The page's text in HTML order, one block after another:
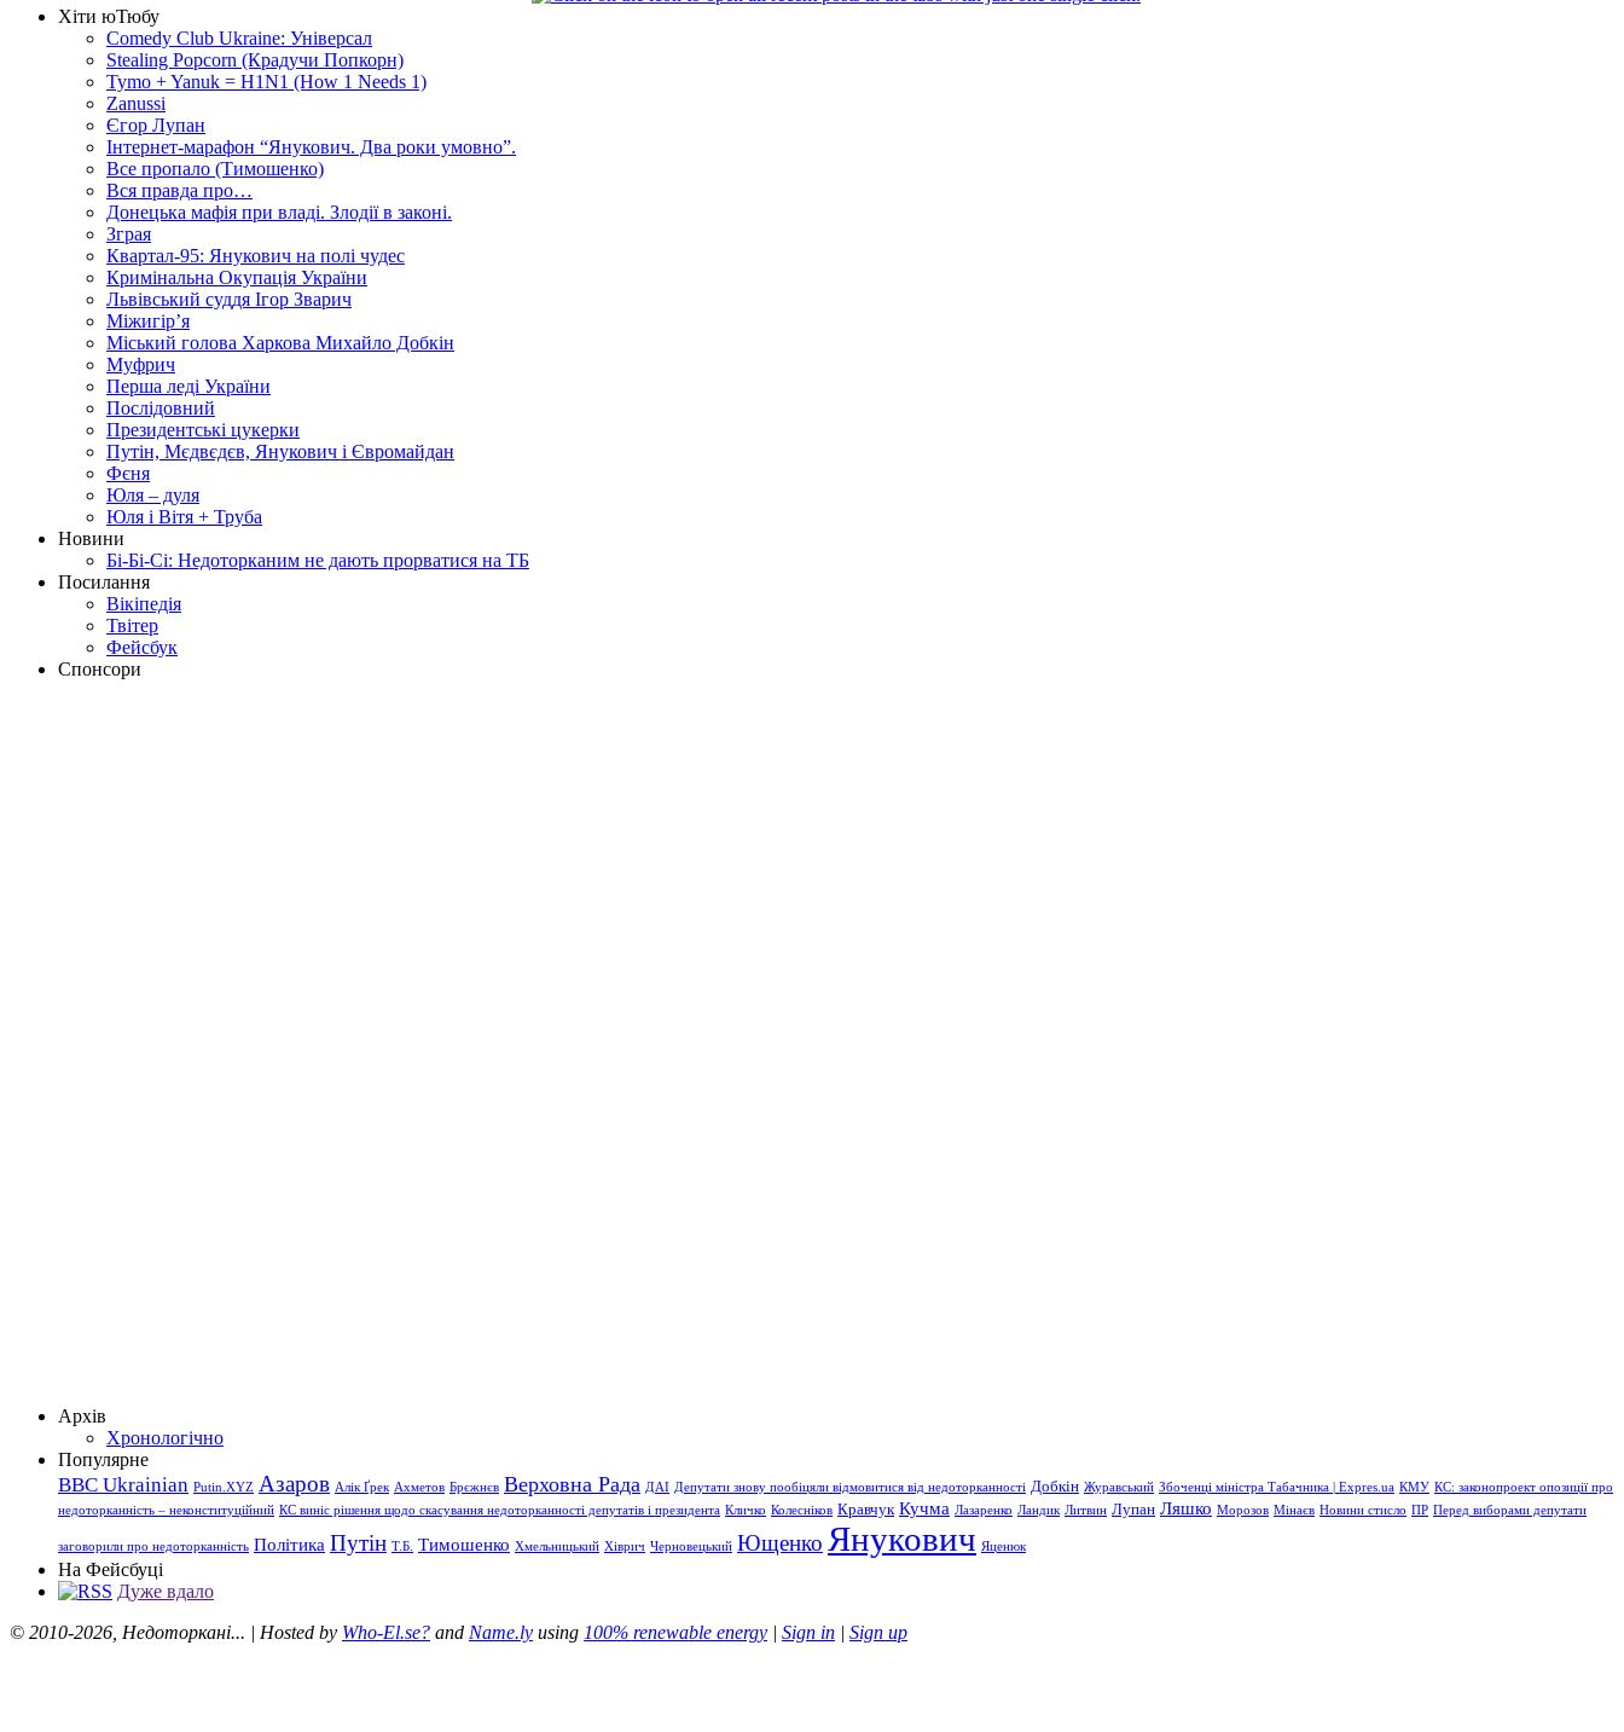
Хіти юТюбу
Comedy Club Ukraine: Універсал
Stealing Popcorn (Крадучи Попкорн)
Tymo + Yanuk = H1N1 (How 1 Needs 1)
Zanussi
Єгор Лупан
Інтернет-марафон “Янукович. Два роки умовно”.
Все пропало (Тимошенко)
Вся правда про…
Донецька мафія при владі. Злодії в законі.
Зграя
Квартал-95: Янукович на полі чудес
Кримінальна Окупація України
Львівський суддя Ігор Зварич
Міжигір’я
Міський голова Харкова Михайло Добкін
Муфрич
Перша леді України
Послідовний
Президентські цукерки
Путін, Мєдвєдєв, Янукович і Євромайдан
Фєня
Юля – дуля
Юля і Вітя + Труба
Новини
Бі-Бі-Сі: Недоторканим не дають прорватися на ТБ
Посилання
Вікіпедія
Твітер
Фейсбук
Спонсори
Архів
Хронологічно
Популярне
BBC Ukrainian Putin.XYZ Азаров Алік Ґрек Ахметов Брєжнєв Верховна Рада ДАІ Депутати знову пообіцяли відмовитися від недоторканності Добкін Журавський Збоченці міністра Табачника | Expres.ua КМУ КС: законопроект опозиції про
недоторканність – неконституційний КС виніс рішення щодо скасування недоторканності депутатів і президента Кличко Колесніков Кравчук Кучма Лазаренко Ландик Литвин Лупан Ляшко Морозов Мінаєв Новини стисло ПР Перед виборами депутати
заговорили про недоторканність Політика Путін Т.Б. Тимошенко Хмельницький Хіврич Черновецький Ющенко Янукович Яценюк
На Фейсбуці
Дуже вдало
© 2010-2026, Недоторкані... | Hosted by Who-El.se? and Name.ly using 100% renewable energy | Sign in | Sign up